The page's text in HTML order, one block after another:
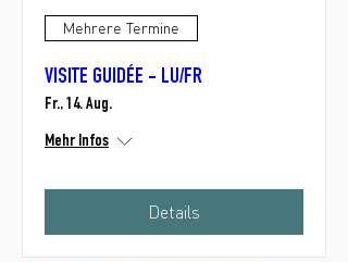
Mehrere Termine
VISITE GUIDÉE - LU/FR
Fr., 14. Aug.
Mehr Infos
Details